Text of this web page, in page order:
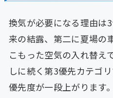
換気が必要になる理由は
来の結露、第二に夏場の
こもった空気の入れ替え
しに続く第3優先カテゴ
優先度が一段上がります。